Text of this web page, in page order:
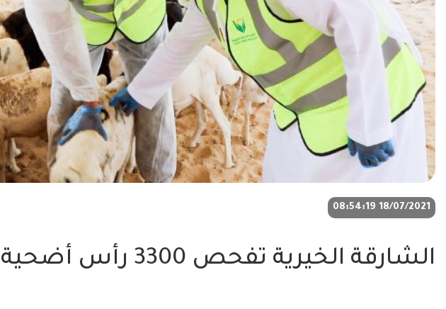
18/07/2021 08:54:19
الشارقة الخيرية تفحص 3300 رأس أضحية داخل الدولة